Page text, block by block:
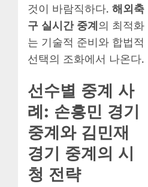
것이 바람직하다. 해외축
구 실시간 중계의 최적화
는 기술적 준비와 합법적
선택의 조화에서 나온다.
선수별 중계 사
례: 손흥민 경기
중계와 김민재
경기 중계의 시
청 전략